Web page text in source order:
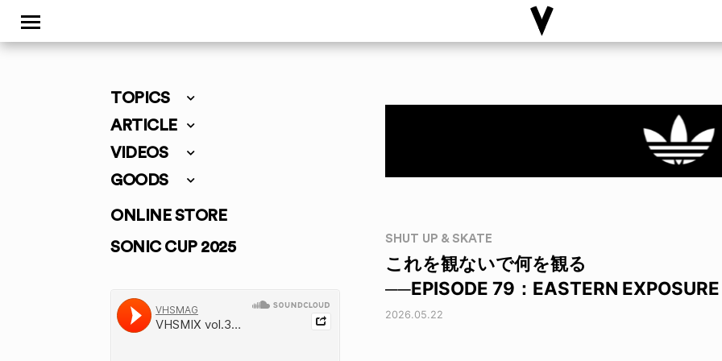
TOPICS
ARTICLE
VIDEOS
GOODS
ONLINE STORE
SONIC CUP 2025
SHUT UP & SKATE
これを観ないで何を観る
──EPISODE 79：EASTERN
2026.05.22